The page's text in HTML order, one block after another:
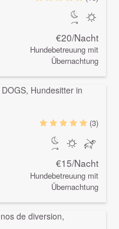
€20/Nacht
Hundebetreuung mit
Übernachtung
(3)
€15/Nacht
Hundebetreuung mit
Übernachtung